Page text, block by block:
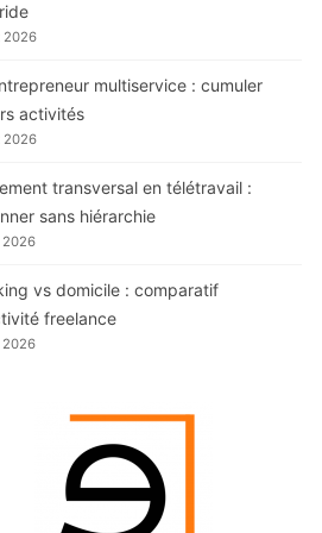
2026
multiservice : cumuler
activités
2026
transversal en télétravail :
sans hiérarchie
2026
vs domicile : comparatif
freelance
2026